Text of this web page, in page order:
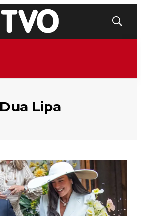
Mostrar
Dua Lipa